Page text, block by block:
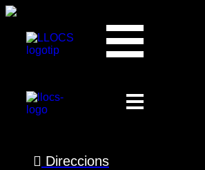
Mercat del Rafal Nou
Es:
Divendres
Direccions